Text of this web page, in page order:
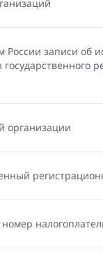
России записи об
организации